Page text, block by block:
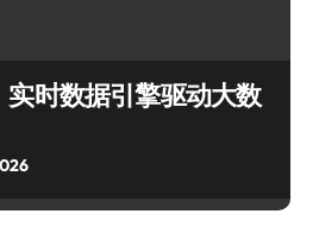
时数据引擎驱动大数